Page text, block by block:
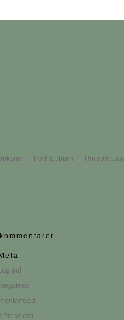
Portræt børn Portræt
Meta
ind